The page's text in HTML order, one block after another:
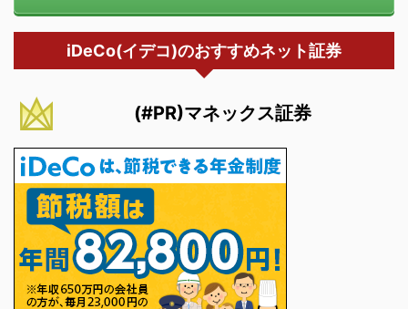
iDeCo(イデコ)のおすすめネット証券
(#PR)マネックス証券